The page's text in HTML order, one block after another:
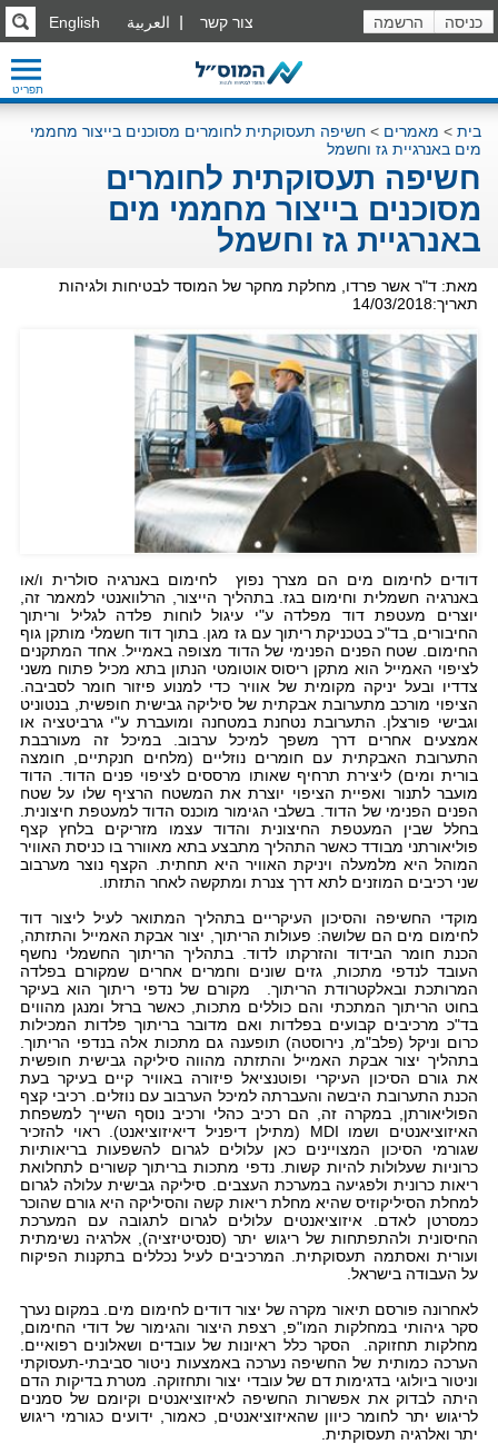
כניסה הרשמה English العربية צור קשר
תפריט
בית > מאמרים > חשיפה תעסוקתית לחומרים מסוכנים בייצור מחממי
מים באנרגיית גז וחשמל
חשיפה תעסוקתית לחומרים
מסוכנים בייצור מחממי מים
באנרגיית גז וחשמל
מאת: ד"ר אשר פרדו, מחלקת מחקר של המוסד לבטיחות ולגיהות
תאריך:14/03/2018
דודים לחימום מים הם מצרך נפוץ לחימום באנרגיה סולרית ו/או
באנרגיה חשמלית וחימום בגז. בתהליך הייצור, הרלוואנטי למאמר זה,
יוצרים מעטפת דוד מפלדה ע"י עיגול לוחות פלדה לגליל וריתוך
החיבורים, בד"כ בטכניקת ריתוך עם גז מגן. בתוך דוד חשמלי מותקן גוף
החימום. שטח הפנים הפנימי של הדוד מצופה באמייל. אחד המתקנים
לציפוי האמייל הוא מתקן ריסוס אוטומטי הנתון בתא מכיל פתוח משני
צדדיו ובעל יניקה מקומית של אוויר כדי למנוע פיזור חומר לסביבה.
הציפוי מורכב מתערובת אבקתית של סיליקה גבישית חופשית, בנטוניט
וגבישי פורצלן. התערובת נטחנת במטחנה ומועברת ע"י גרביטציה או
אמצעים אחרים דרך משפך למיכל ערבוב. במיכל זה מעורבבת
התערובת האבקתית עם חומרים נוזליים (מלחים חנקתיים, חומצה
בורית ומים) ליצירת תרחיף שאותו מרססים לציפוי פנים הדוד. הדוד
מועבר לתנור ואפיית הציפוי יוצרת את המשטח הרציף שלו על שטח
הפנים הפנימי של הדוד. בשלבי הגימור מוכנס הדוד למעטפת חיצונית.
בחלל שבין המעטפת החיצונית והדוד עצמו מזריקים בלחץ קצף
פוליאורתני מבודד כאשר התהליך מתבצע בתא מאוורר בו כניסת האוויר
המוהל היא מלמעלה ויניקת האוויר היא תחתית. הקצף נוצר מערבוב
שני רכיבים המוזנים לתא דרך צנרת ומתקשה לאחר התזתו.
מוקדי החשיפה והסיכון העיקריים בתהליך המתואר לעיל ליצור דוד
לחימום מים הם שלושה: פעולות הריתוך, יצור אבקת האמייל והתזתה,
הכנת חומר הבידוד והזרקתו לדוד. בתהליך הריתוך החשמלי נחשף
העובד לנדפי מתכות, גזים שונים וחמרים אחרים שמקורם בפלדה
המרותכת ובאלקטרודת הריתוך. מקורם של נדפי ריתוך הוא בעיקר
בחוט הריתוך המתכתי והם כוללים מתכות, כאשר ברזל ומנגן מהווים
בד"כ מרכיבים קבועים בפלדות ואם מדובר בריתוך פלדות המכילות
כרום וניקל (פלב"מ, נירוסטה) תופענה גם מתכות אלה בנדפי הריתוך.
בתהליך יצור אבקת האמייל והתזתה מהווה סיליקה גבישית חופשית
את גורם הסיכון העיקרי ופוטנציאל פיזורה באוויר קיים בעיקר בעת
הכנת התערובת היבשה והעברתה למיכל הערבוב עם נוזלים. רכיבי קצף
הפוליאורתן, במקרה זה, הם רכיב כהלי ורכיב נוסף השייך למשפחת
האיזוציאנטים ושמו MDI (מתילן דיפניל דיאיזוציאנט). ראוי להזכיר
שגורמי הסיכון המצויינים כאן עלולים לגרום להשפעות בריאותיות
כרוניות שעלולות להיות קשות. נדפי מתכות בריתוך קשורים לתחלואת
ריאות כרונית ולפגיעה במערכת העצבים. סיליקה גבישית עלולה לגרום
למחלת הסיליקוזיס שהיא מחלת ריאות קשה והסיליקה היא גורם שהוכר
כמסרטן לאדם. איזוציאנטים עלולים לגרום לתגובה עם המערכת
החיסונית ולהתפתחות של ריגוש יתר (סנסיטיזציה), אלרגיה נשימתית
ועורית ואסתמה תעסוקתית. המרכיבים לעיל נכללים בתקנות הפיקוח
על העבודה בישראל.
לאחרונה פורסם תיאור מקרה של יצור דודים לחימום מים. במקום נערך
סקר גיהותי במחלקות המו"פ, רצפת היצור והגימור של דודי החימום,
מחלקות תחזוקה. הסקר כלל ראיונות של עובדים ושאלונים רפואיים.
הערכה כמותית של החשיפה נערכה באמצעות ניטור סביבתי-תעסוקתי
וניטור ביולוגי בדגימות דם של עובדי יצור ותחזוקה. מטרת בדיקות הדם
היתה לבדוק את אפשרות החשיפה לאיזוציאנטים וקיומם של סמנים
לריגוש יתר לחומר כיוון שהאיזוציאנטים, כאמור, ידועים כגורמי ריגוש
יתר ואלרגיה תעסוקתית.